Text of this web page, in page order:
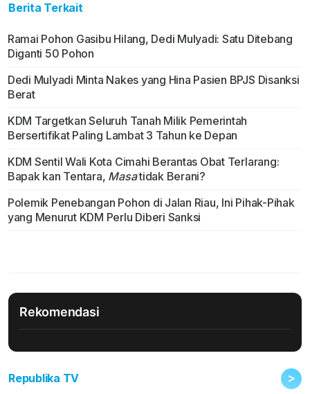
Berita Terkait
Ramai Pohon Gasibu Hilang, Dedi Mulyadi: Satu Ditebang
Diganti 50 Pohon
Dedi Mulyadi Minta Nakes yang Hina Pasien BPJS Disanksi
Berat
KDM Targetkan Seluruh Tanah Milik Pemerintah
Bersertifikat Paling Lambat 3 Tahun ke Depan
KDM Sentil Wali Kota Cimahi Berantas Obat Terlarang:
Bapak kan Tentara, Masatidak Berani?
Polemik Penebangan Pohon di Jalan Riau, Ini Pihak-Pihak
yang Menurut KDM Perlu Diberi Sanksi
Rekomendasi
Republika TV >